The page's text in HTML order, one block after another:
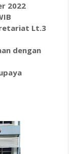
2022
Lt.3
dengan